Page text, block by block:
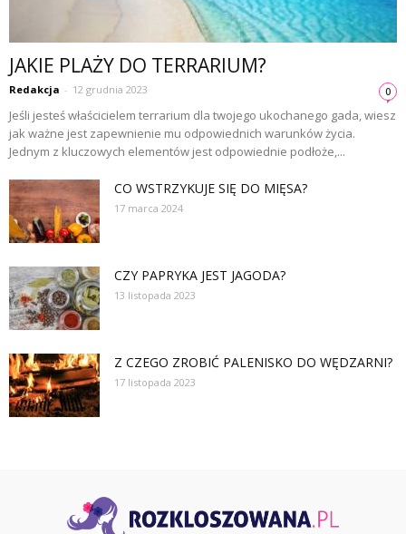
JAKIE PLAŻY DO TERRARIUM?
Redakcja - 12 grudnia 2023 0
Jeśli jesteś właścicielem terrarium dla twojego ukochanego gada, wiesz
jak ważne jest zapewnienie mu odpowiednich warunków życia.
Jednym z kluczowych elementów jest odpowiednie podłoże,...
CO WSTRZYKUJE SIĘ DO MIĘSA?
17 marca 2024
CZY PAPRYKA JEST JAGODA?
13 listopada 2023
Z CZEGO ZROBIĆ PALENISKO DO WĘDZARNI?
17 listopada 2023